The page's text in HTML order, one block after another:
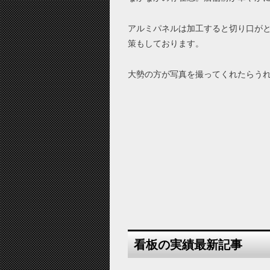
アルミパネルは加工すると切り口が
策もしております。
大勢の方が写真を撮ってくれたらう
看板の実績最新記事